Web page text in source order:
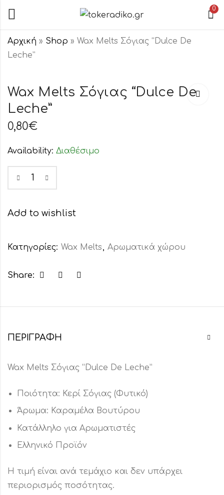
0
Αρχική » Shop » Wax Melts Σόγιας “Dulce De
Leche”
"Βανίλια
Ταμπάκο"
Σόγιας
"Αρωματική
Wax Melts Σόγιας “Dulce De
Leche”
0,80€
Availability: Διαθέσιμο
Add to wishlist
Κατηγορίες: Wax Melts, Αρωματικά χώρου
Share:
ΠΕΡΙΓΡΑΦΉ
Wax Melts Σόγιας “Dulce De Leche”
Ποιότητα: Κερί Σόγιας (Φυτικό)
Άρωμα: Καραμέλα Βουτύρου
Κατάλληλο για Αρωματιστές
Ελληνικό Προϊόν
Η τιμή είναι ανά τεμάχιο και δεν υπάρχει
περιορισμός ποσότητας.